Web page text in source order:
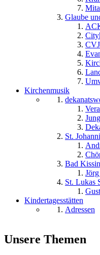
Glaube
Kirchenmusik
St.
Bad
St. Lukas
Kindertagesstätten
Adressen
Unsere Themen